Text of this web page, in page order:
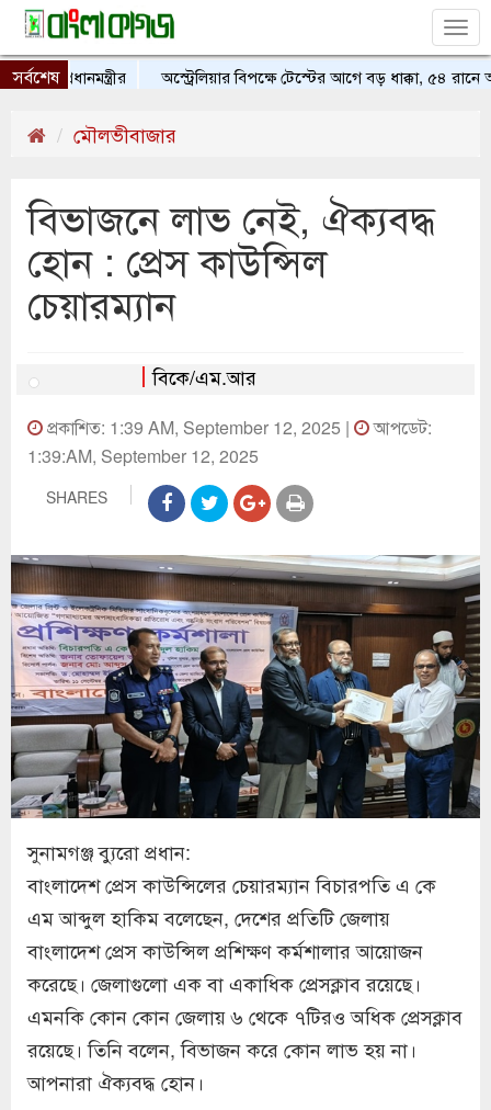
সর্বশেষ
প্রধানমন্ত্রীর অস্ট্রেলিয়ার বিপক্ষে টেস্টের আগে বড় ধাক্কা, ৫৪ রানে
মৌলভীবাজার
বিভাজনে লাভ নেই, ঐক্যবদ্ধ
হোন : প্রেস কাউন্সিল
চেয়ারম্যান
বিকে/এম.আর
প্রকাশিত: 1:39 AM, September 12, 2025 |
আপডেট:
1:39:AM, September 12, 2025
SHARES
সুনামগঞ্জ ব্যুরো প্রধান:
বাংলাদেশ প্রেস কাউন্সিলের চেয়ারম্যান বিচারপতি এ কে
এম আব্দুল হাকিম বলেছেন, দেশের প্রতিটি জেলায়
বাংলাদেশ প্রেস কাউন্সিল প্রশিক্ষণ কর্মশালার আয়োজন
করেছে। জেলাগুলো এক বা একাধিক প্রেসক্লাব রয়েছে।
এমনকি কোন কোন জেলায় ৬ থেকে ৭টিরও অধিক প্রেসক্লাব
রয়েছে। তিনি বলেন, বিভাজন করে কোন লাভ হয় না।
আপনারা ঐক্যবদ্ধ হোন।